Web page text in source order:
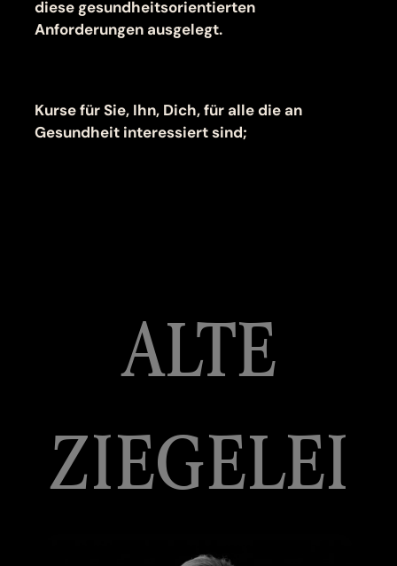
diese gesundheitsorientierten
Anforderungen ausgelegt.
Kurse für Sie, Ihn, Dich, für alle die an
Gesundheit interessiert sind;
ALTE
ZIEGELEI